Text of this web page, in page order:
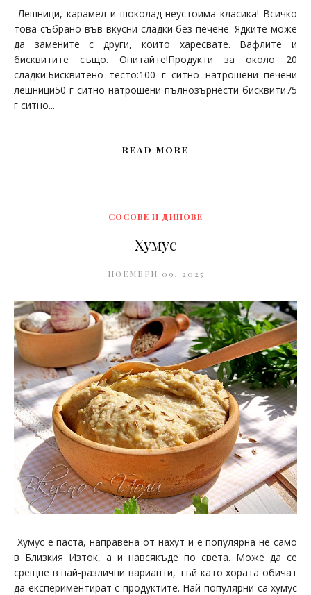
Лешници, карамел и шоколад-неустоима класика! Всичко
това събрано във вкусни сладки без печене. Ядките може
да замените с други, които харесвате. Вафлите и
бисквитите също. Опитайте!Продукти за около 20
сладки:Бисквитено тесто:100 г ситно натрошени печени
лешници50 г ситно натрошени пълнозърнести бисквити75
г ситно...
READ MORE
СОСОВЕ И ДИПОВЕ
Хумус
НОЕМВРИ 09, 2025
Хумус е паста, направена от нахут и е популярна не само
в Близкия Изток, а и навсякъде по света. Може да се
срещне в най-различни варианти, тъй като хората обичат
да експериментират с продуктите. Най-популярни са хумус